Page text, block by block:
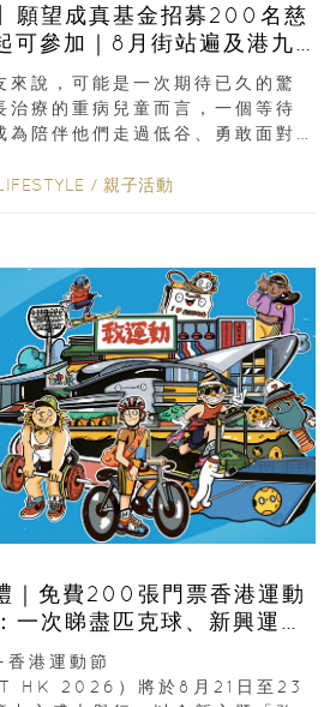
願望成真基金招募200名慈
可參加｜8月街站遍及港九
來說，可能是一次期待已久的驚
治療的重病兒童而言，一個等待
為陪伴他們走過低谷、勇敢面對
/ 親子活動
免費200張門票香港運動
次睇盡匹克球、新興運
運動品牌展覽
港運動節
HK 2026）將於8月21日至23